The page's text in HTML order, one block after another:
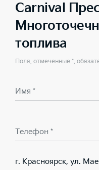
Carnival
топлива
Поля, отмеченные *,
Имя *
Телефон *
г. Красноярск, ул.